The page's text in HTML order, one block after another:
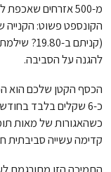
מ-500 אזרחים
הקונספט פשוט:
להגנה על הסביבה.
הכסף הקטן שלכם הוא
כ-6 שקלים בלבד
כשהאגורות של מאות
קדימה עשייה סביבתית